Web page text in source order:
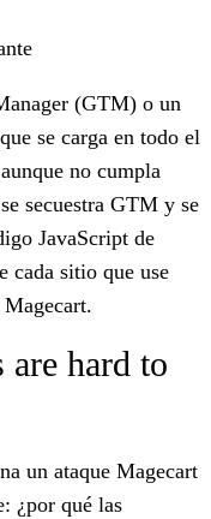
(GTM) o un
se carga en todo el
no cumpla
secuestra GTM y se
JavaScript de
cada sitio que use
are hard to
un ataque Magecart
¿por qué las